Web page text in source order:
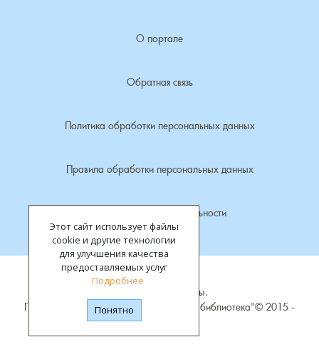
Этот сайт использует файлы
cookie и другие технологии
для улучшения качества
предоставляемых услуг
Подробнее
Понятно
О портале
Обратная связь
Политика обработки персональных данных
Правила обработки персональных данных
Политика конфиденциальности
Все права защищены.
ГБУК "Владимирская областная научная библиотека"© 2015 -
Сереброво, деревня
Симаково, деревня
Симоново, деревня
Сосновка, деревня
Старая Никола, погост